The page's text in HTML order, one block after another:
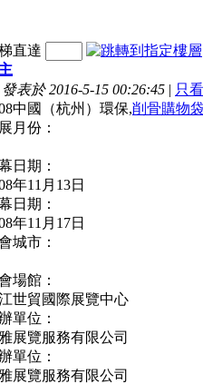
直達
發表於 2016-5-15 00:26:45 | 只
中國（杭州）環保,削骨購物
月份：
日期：
年11月13日
日期：
年11月17日
城市：
場館：
世貿國際展覽中心
單位：
展覽服務有限公司
單位：
展覽服務有限公司